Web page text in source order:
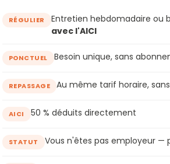
RÉGULIER Entretien hebdomadaire ou
avec l'AICI
PONCTUEL Besoin unique, sans
REPASSAGE Au même tarif horaire,
AICI 50 % déduits directement
STATUT Vous n'êtes pas employeur —